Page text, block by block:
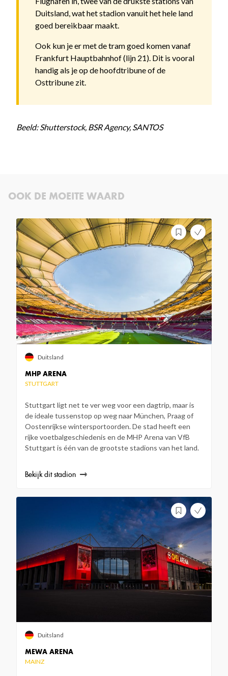
Duitsland, wat het stadion vanuit het hele land
goed bereikbaar maakt.
Ook kun je er met de tram goed komen vanaf
Frankfurt Hauptbahnhof (lijn 21). Dit is vooral
handig als je op de hoofdtribune of de
Osttribune zit.
Beeld: Shutterstock, BSR Agency, SANTOS
OOK DE MOEITE WAARD
MHP ARENA
STUTTGART
Stuttgart ligt net te ver weg voor een dagtrip, maar is
de ideale tussenstop op weg naar München, Praag of
Oostenrijkse wintersportoorden. De stad heeft een
rijke voetbalgeschiedenis en de MHP Arena van VfB
Stuttgart is één van de grootste stadions van het land.
Duitsland
Bekijk dit stadion
MEWA ARENA
MAINZ
Duitsland